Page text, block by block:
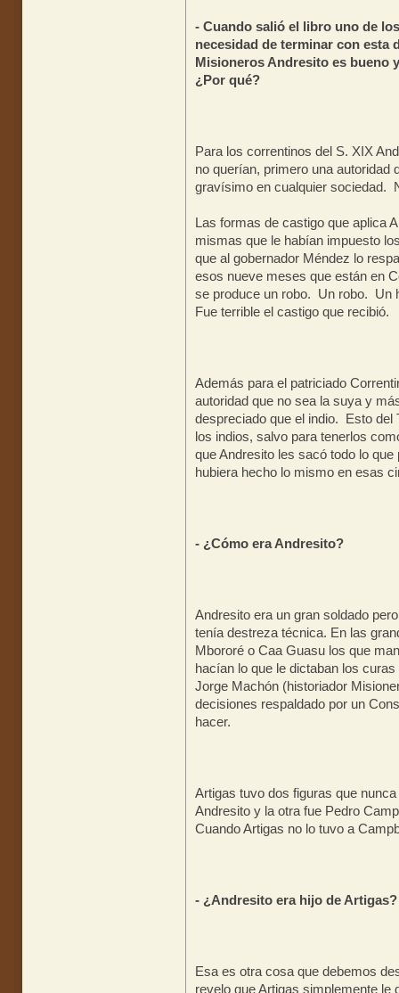
- Cuando salió el libro uno de
necesidad de terminar con esta
Misioneros Andresito es bueno
¿Por qué?
Para los correntinos del S. XIX
no querían, primero una autoridad
gravísimo en cualquier sociedad.
Las formas de castigo que aplica
mismas que le habían impuesto
que al gobernador Méndez lo
esos nueve meses que están en
se produce un robo. Un robo. Un
Fue terrible el castigo que recibió.
Además para el patriciado
autoridad que no sea la suya y
despreciado que el indio. Esto del
los indios, salvo para tenerlos
que Andresito les sacó todo lo
hubiera hecho lo mismo en esas
- ¿Cómo era Andresito?
Andresito era un gran soldado
tenía destreza técnica. En las
Mbororé o Caa Guasu los que
hacían lo que le dictaban los
Jorge Machón (historiador
decisiones respaldado por un
hacer.
Artigas tuvo dos figuras que
Andresito y la otra fue Pedro
Cuando Artigas no lo tuvo a
- ¿Andresito era hijo de Artigas?
Esa es otra cosa que debemos
revelo que Artigas simplemente